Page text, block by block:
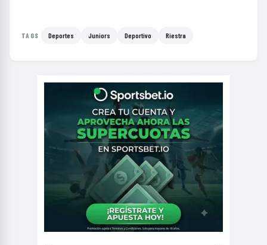
TAGS Deportes Juniors Deportivo Riestra